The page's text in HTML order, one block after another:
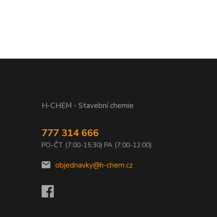
H-CHEM - Stavební chemie
777 314 666
PO-ČT (7:00-15:30) PA (7:00-12:00)
objednavky@h-chem.cz